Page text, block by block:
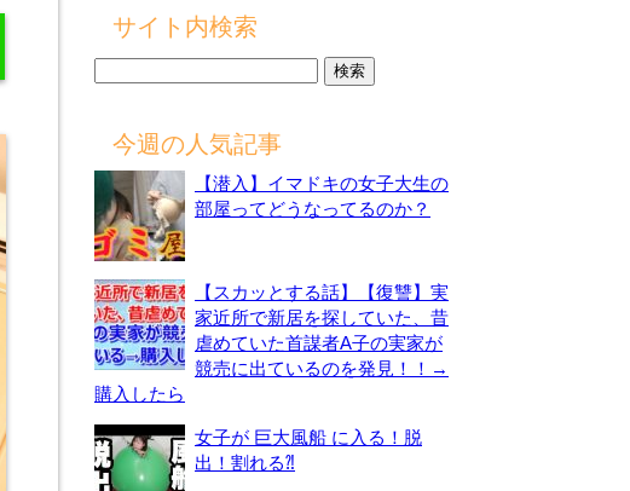
サイト内検索
今週の人気記事
【潜入】イマドキの女子大生の
部屋ってどうなってるのか？
【スカッとする話】【復讐】実
家近所で新居を探していた、昔
虐めていた首謀者A子の実家が
競売に出ているのを発見！！→
購入したら
女子が 巨大風船 に入る！脱
出！割れる⁈